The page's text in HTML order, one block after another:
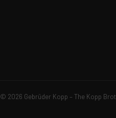
© 2026 Gebrüder Kopp – The Kopp